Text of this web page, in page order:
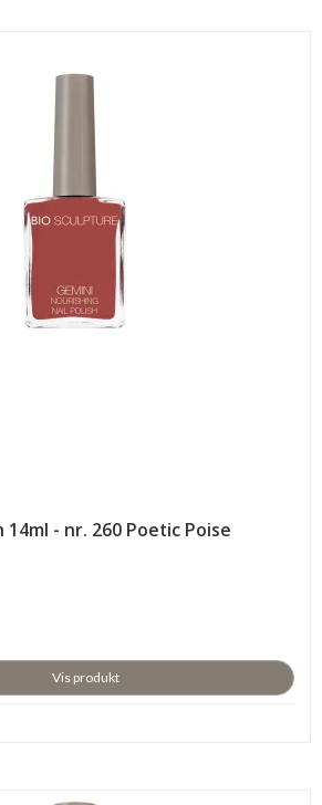
14ml - nr. 260 Poetic Poise
Vis produkt